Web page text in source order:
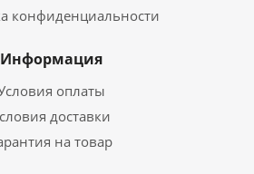
конфиденциальности
Информация
оплаты
доставки
на товар